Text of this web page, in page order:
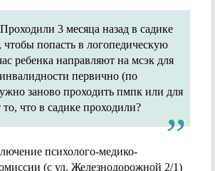
3 месяца назад в садике
чтобы попасть в логопедическую
ребенка направляют на мсэк для
первично (по
заново проходить пмпк или для
что в садике проходили?
психолого-медико-
(с ул. Железнодорожной 2/1)